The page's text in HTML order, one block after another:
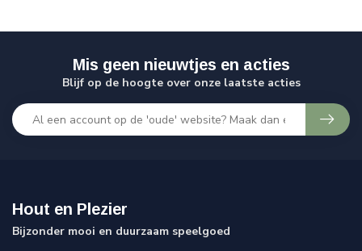
Mis geen nieuwtjes en acties
Blijf op de hoogte over onze laatste acties
Hout en Plezier
Bijzonder mooi en duurzaam speelgoed